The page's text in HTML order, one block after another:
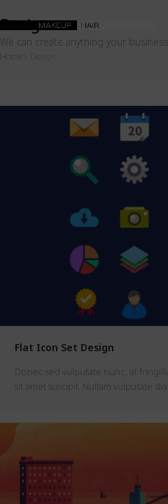
Design
We can create anything your
Home
Flat Icon Set Design
Donec sed vulputate nunc, at
sit amet suscipit. Nullam vulputate